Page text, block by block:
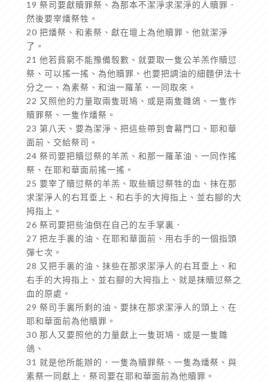
19 祭司要獻贖罪祭、為那本不潔淨求潔淨的人贖罪．
然後要宰燔祭牲。
20 把燔祭、和素祭、獻在壇上為他贖罪、他就潔淨
了。
21 他若貧窮不能豫備彀數、就要取一隻公羊羔作贖愆
祭、可以搖一搖、為他贖罪、也要把調油的細麵伊法十
分之一、為素祭、和油一羅革、一同取來。
22 又照他的力量取兩隻斑鳩、或是兩隻雛鴿、一隻作
贖罪祭、一隻作燔祭。
23 第八天、要為潔淨、把這些帶到會幕門口、耶和華
面前、交給祭司。
24 祭司要把贖愆祭的羊羔、和那一羅革油、一同作搖
祭、在耶和華面前搖一搖。
25 要宰了贖愆祭的羊羔、取些贖愆祭牲的血、抹在那
求潔淨人的右耳垂上、和右手的大拇指上、並右腳的大
拇指上。
26 祭司要把些油倒在自己的左手掌裏．
27 把左手裏的油、在耶和華面前、用右手的一個指頭
彈七次。
28 又把手裏的油、抹些在那求潔淨人的右耳垂上、和
右手的大拇指上、並右腳的大拇指上、就是抹贖愆祭之
血的原處。
29 祭司手裏所剩的油、要抹在那求潔淨人的頭上、在
耶和華面前為他贖罪。
30 那人又要照他的力量獻上一隻斑鳩、或是一隻雛
鴿、
31 就是他所能辦的．一隻為贖罪祭、一隻為燔祭、與
素祭一同獻上．祭司要在耶和華面前為他贖罪。